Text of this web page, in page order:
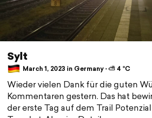
Sylt
March 1, 2023 in Germany ⋅ ⛅ 4 °C
Wieder vielen Dank für die guten
Kommentaren gestern. Das hat
der erste Tag auf dem Trail